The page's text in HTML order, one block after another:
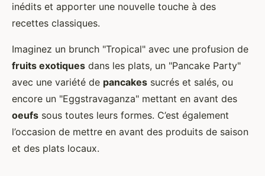
inédits et apporter une nouvelle touche à des
recettes classiques.
Imaginez un brunch "Tropical" avec une profusion de
fruits exotiques dans les plats, un "Pancake Party"
avec une variété de pancakes sucrés et salés, ou
encore un "Eggstravaganza" mettant en avant des
oeufs sous toutes leurs formes. C’est également
l’occasion de mettre en avant des produits de saison
et des plats locaux.